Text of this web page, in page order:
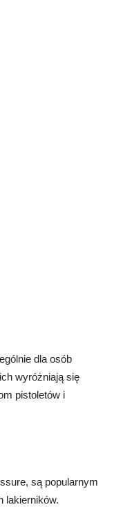
dla osób
wyróżniają się
pistoletów i
są popularnym
lakierników.